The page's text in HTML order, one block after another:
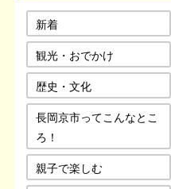
新着
観光・おでかけ
歴史・文化
長岡京市ってこんなとこ
ろ！
親子で楽しむ